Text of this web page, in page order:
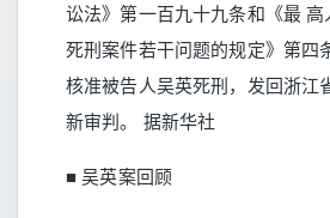
讼法》第一百九十九条和《最
死刑案件若干问题的规定》第四
核准被告人吴英死刑，发回浙江
新审判。 据新华社
■ 吴英案回顾